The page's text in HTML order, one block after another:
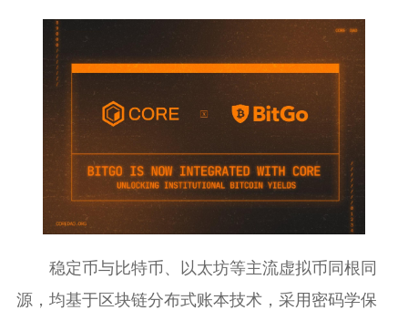
稳定币与比特币、以太坊等主流虚拟币同根同
源，均基于区块链分布式账本技术，采用密码学保